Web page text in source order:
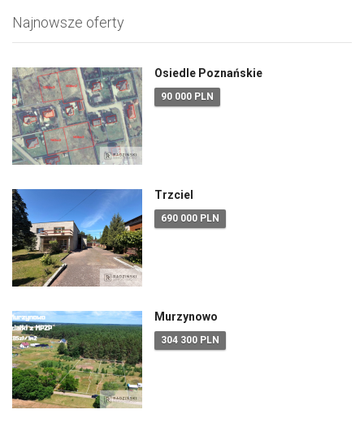
Najnowsze oferty
Osiedle Poznańskie
90 000 PLN
Trzciel
690 000 PLN
Murzynowo
304 300 PLN